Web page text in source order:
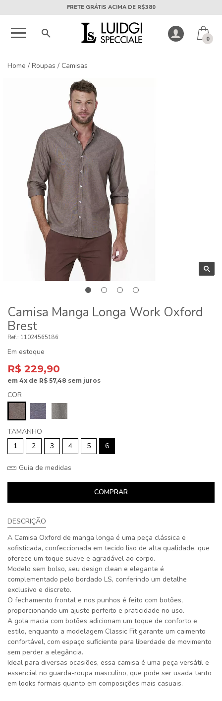
5X SEM JUROS PARCELA MÍNIMA DE R$50
0
Home / Roupas / Camisas
Camisa Manga Longa Work Oxford
Brest
11024565186
Em estoque
R$ 229,90
em 4x de R$ 57,48 sem juros
COR
TAMANHO
1
2 3 4 5 6
Guia de medidas
COMPRAR
DESCRIÇÃO
A Camisa Oxford de manga longa é uma peça clássica e
sofisticada, confeccionada em tecido liso de alta qualidade, que
oferece um toque suave e agradável ao corpo.
Modelo sem bolso, seu design clean e elegante é
complementado pelo bordado LS, conferindo um detalhe
exclusivo e discreto.
O fechamento frontal e nos punhos é feito com botões,
proporcionando um ajuste perfeito e praticidade no uso.
A gola macia com botões adicionam um toque de conforto e
estilo, enquanto a modelagem Classic Fit garante um caimento
confortável, com espaço suficiente para liberdade de movimento
sem perder a elegância.
Ideal para diversas ocasiões, essa camisa é uma peça versátil e
essencial no guarda-roupa masculino, que pode ser usada tanto
em looks formais quanto em composições mais casuais.